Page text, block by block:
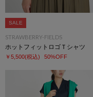
SALE
STRAWBERRY-FIELDS
ホットフィットロゴＴシャツ
￥5,500(税込) 50%OFF